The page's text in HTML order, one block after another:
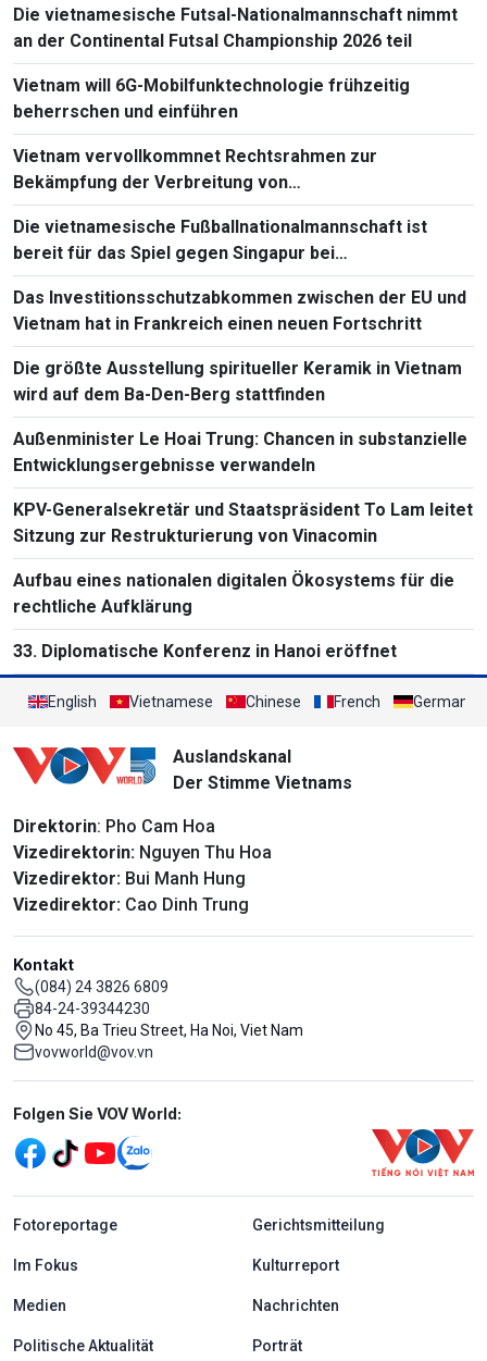
Die vietnamesische Futsal-Nationalmannschaft nimmt
an der Continental Futsal Championship 2026 teil
Vietnam will 6G-Mobilfunktechnologie frühzeitig
beherrschen und einführen
Vietnam vervollkommnet Rechtsrahmen zur
Bekämpfung der Verbreitung von
Massenvernichtungswaffen
Die vietnamesische Fußballnationalmannschaft ist
bereit für das Spiel gegen Singapur bei
Südostasienmeisterschaft 2026
Das Investitionsschutzabkommen zwischen der EU und
Vietnam hat in Frankreich einen neuen Fortschritt
Die größte Ausstellung spiritueller Keramik in Vietnam
wird auf dem Ba-Den-Berg stattfinden
Außenminister Le Hoai Trung: Chancen in substanzielle
Entwicklungsergebnisse verwandeln
KPV-Generalsekretär und Staatspräsident To Lam leitet
Sitzung zur Restrukturierung von Vinacomin
Aufbau eines nationalen digitalen Ökosystems für die
rechtliche Aufklärung
33. Diplomatische Konferenz in Hanoi eröffnet
English Vietnamese Chinese French German
Auslandskanal
Der Stimme Vietnams
Direktorin: Pho Cam Hoa
Vizedirektorin: Nguyen Thu Hoa
Vizedirektor: Bui Manh Hung
Vizedirektor: Cao Dinh Trung
Kontakt
(084) 24 3826 6809
84-24-39344230
No 45, Ba Trieu Street, Ha Noi, Viet Nam
vovworld@vov.vn
Mạng xã hội
Folgen Sie VOV World:
menu footer tiếng Đức
Fotoreportage Gerichtsmitteilung
Im Fokus Kulturreport
Medien Nachrichten
Politische Aktualität Porträt